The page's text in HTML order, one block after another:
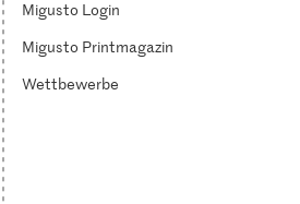
Migusto Login
Migusto Printmagazin
Wettbewerbe